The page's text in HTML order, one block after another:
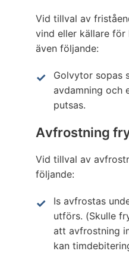
Vid tillval av
vind eller källare
även följande:
Golvytor sopas
avdamning och
putsas.
Avfrostning
Vid tillval av
följande:
Is avfrostas
utförs. (Skulle
att avfrostning
kan